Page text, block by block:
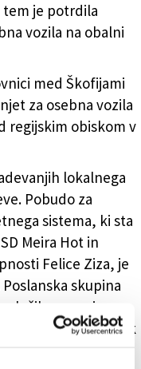
tem je potrdila
vozila na obalni
med Škofijami
za osebna vozila
regijskim obiskom v
lokalnega
Pobudo za
sistema, ki sta
Meira Hot in
Felice Ziza, je
skupina
pozneje
katerim bi ta odsek